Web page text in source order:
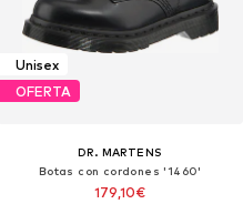
Unisex
OFERTA
DR. MARTENS
Botas con cordones '1460'
179,10€